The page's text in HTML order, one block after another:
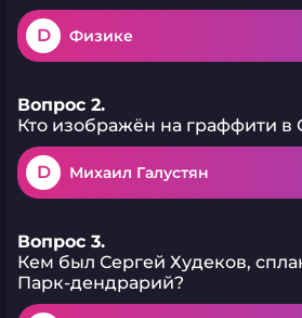
D Физике
Вопрос 2.
Кто изображён на граффити в
D Михаил Галустян
Вопрос 3.
Кем был Сергей Худеков,
Парк-дендрарий?